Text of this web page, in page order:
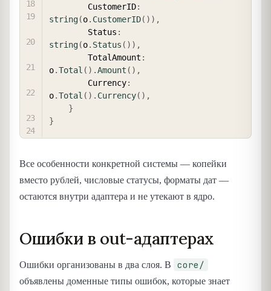
        CustomerID
:
string(o. CustomerID( ) ) ,
        Status
:
string(o. Status ( ) ) ,
        TotalAmount
:
o.Total ( ) .Amount ( ) ,
        Currency
:
o.Total ( ) . Currency( ) ,
}
}
Все особенности конкретной системы — копейки
вместо рублей, числовые статусы, форматы дат —
остаются внутри адаптера и не утекают в ядро.
Ошибки в out-адаптерах
Ошибки организованы в два слоя. В core/
объявлены доменные типы ошибок, которые знает